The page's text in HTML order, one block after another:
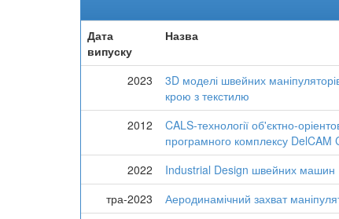
Дата
випуску
Назва
2023
3D моделі швейних
крою з текстилю
2012
CALS-технології об'єктно-
програмного комплексу DelCAM
2022 Industrial Design швейних машин
тра-2023
Аеродинамічний захват